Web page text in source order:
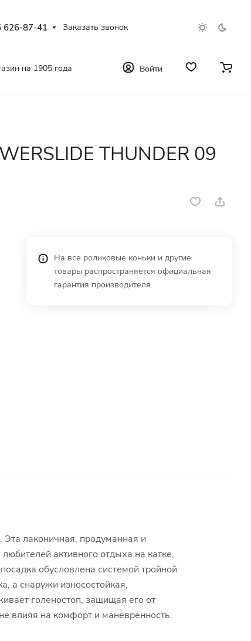
626-87-41 Заказать звонок
на 1905 года Войти
THUNDER 09
На все роликовые коньки и другие
товары распространяется официальная
гарантия производителя.
лаконичная, продуманная и
активного отдыха на катке,
обусловлена системой тройной
а снаружи износостойкая,
голеностоп, защищая его от
влияя на комфорт и маневренность.